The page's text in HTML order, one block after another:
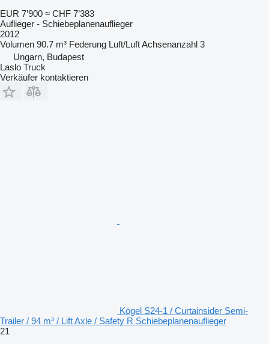
EUR 7’900 ≈ CHF 7’383
Auflieger - Schiebeplanenauflieger
2012
Volumen 90.7 m³ Federung Luft/LuftAchsenanzahl 3
Ungarn, Budapest
Laslo Truck
Verkäufer kontaktieren
Kögel S24-1 / Curtainsider Semi-
Trailer / 94 m³ / Lift Axle / Safety R Schiebeplanenauflieger
21